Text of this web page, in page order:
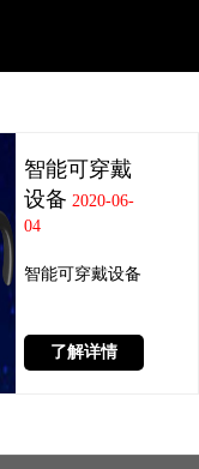
智能可穿戴
设备 2020-06-
04
智能可穿戴设备
了解详情